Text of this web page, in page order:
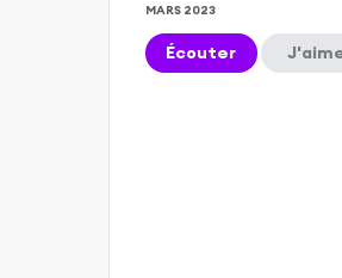
MARS 2023
Écouter